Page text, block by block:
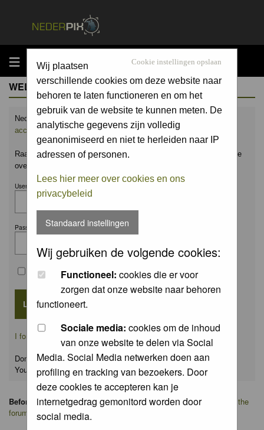
MENU Cookie instellingen opslaan
Wij plaatsen
verschillende cookies om deze website naar
behoren te laten functioneren en om het
gebruik van de website te kunnen meten. De
analytische gegevens zijn volledig
geanonimiseerd en niet te herleiden naar IP
adressen of personen.
Lees hier meer over cookies en ons
privacybeleid
Standaard instellingen
Wij gebruiken de volgende cookies:
Functioneel: cookies die er voor
zorgen dat onze website naar behoren
functioneert.
Sociale media: cookies om de inhoud
van onze website te delen via Social
Media. Social Media netwerken doen aan
profiling en tracking van bezoekers. Door
deze cookies te accepteren kan je
internetgedrag gemonitord worden door
social media.
WELCOME GUEST
Nederpix.nl is hét platform voor de natuurfotograaf.
account aanen upload ook jouw mooiste foto's.
Raak geïnspireerd door het werk van anderen en leer en praat mee
over alles wat bij natuurfotografie komt kijken!
Username:
Password:
Remember me
I forgot my password
Don't have an account yet?
You canregisterfor FREE
Before you ask your question:pleaseread the FAQor search on the
forum
first.